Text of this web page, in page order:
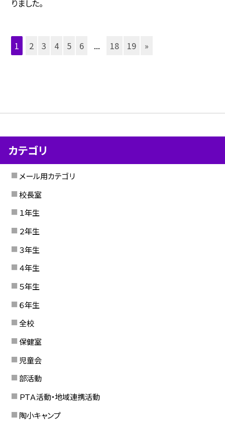
りました。
1 2 3 4 5 6 ... 18 19 »
カテゴリ
メール用カテゴリ
校長室
１年生
２年生
３年生
４年生
５年生
６年生
全校
保健室
児童会
部活動
ＰＴＡ活動・地域連携活動
陶小キャンプ